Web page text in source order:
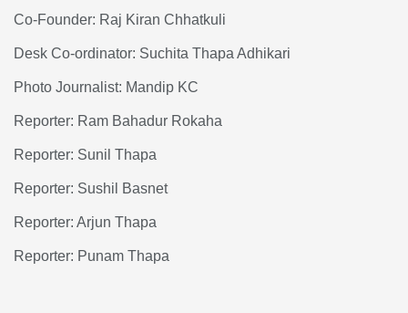
Co-Founder: Raj Kiran Chhatkuli
Desk Co-ordinator: Suchita Thapa Adhikari
Photo Journalist: Mandip KC
Reporter: Ram Bahadur Rokaha
Reporter: Sunil Thapa
Reporter: Sushil Basnet
Reporter: Arjun Thapa
Reporter: Punam Thapa